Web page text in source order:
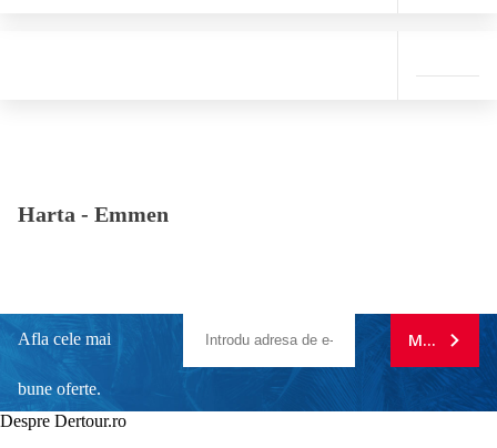
Harta - Emmen
Afla cele mai
bune oferte.
MA
Despre Dertour.ro